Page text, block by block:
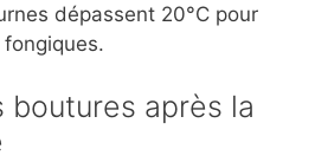
dépassent 20°C pour
boutures après la